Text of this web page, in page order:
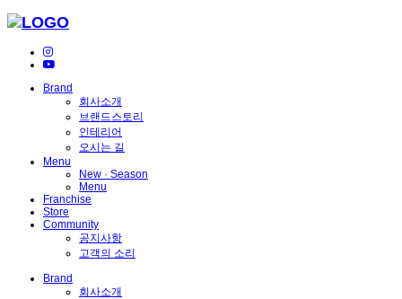
Brand
회사소개
브랜드스토리
인테리어
오시는 길
Menu
New · Season
Menu
Franchise
Store
Community
공지사항
고객의 소리
Brand
회사소개